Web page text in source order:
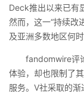
Deck推出以来已有
然而，这一“持续改
及亚洲多数地区何
fandomwire评论
体验，却也限制了
服务。V社采取的